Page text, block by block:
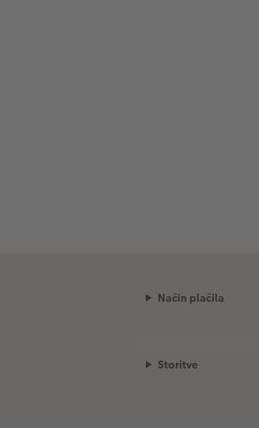
Način plačila
Storitve